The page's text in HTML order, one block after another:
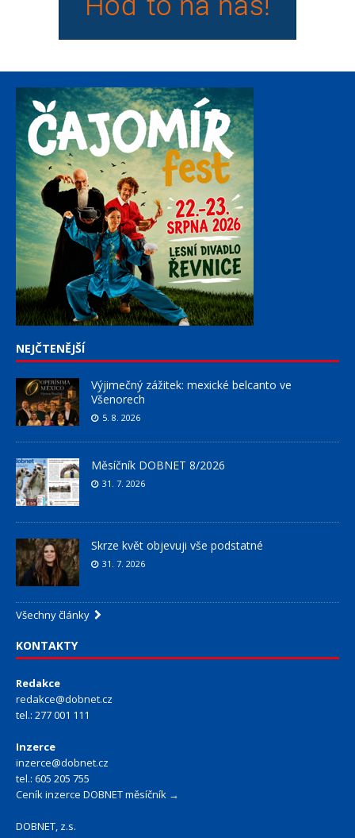
NEJČTENĚJŠÍ
Výjimečný zážitek: mexické belcanto ve
Všenorech
5. 8. 2026
Měsíčník DOBNET 8/2026
31. 7. 2026
Skrze květ objevuji vše podstatné
31. 7. 2026
Všechny články
KONTAKTY
Redakce
redakce@dobnet.cz
tel.: 277 001 111
Inzerce
inzerce@dobnet.cz
tel.: 605 205 755
Ceník inzerce DOBNET měsíčník →
DOBNET, z.s.